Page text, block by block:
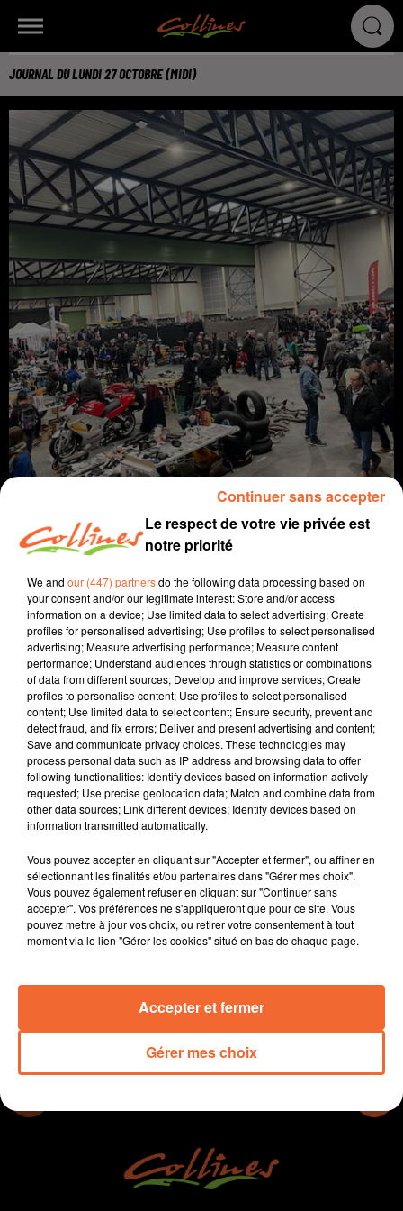
JOURNAL DU LUNDI 27 OCTOBRE (MIDI)
info
27 octobre 2025 - 13 min 50 sec
JOURNAL DU LUNDI 27 OCTOBRE (MIDI)
Fabien Gazeau
L'info près de chez vous
Présenté par Fabien Gazeau
- Après les faits divers, nous verrons que la CCI
s'inquiète devant le projet de loi de finances 2026.
- Une impressionnante vague rose hier matin à Cerizay
motos à Bocapole (photo)
- Enfin, l'actualité sportive, en football, il n'y aura pas de
club deux-sévrien au 7e tour de la coupe de France
Le respect de votre vie privée est
notre priorité
We and our (447) partnersdo the following data processing based on
your consent and/or our legitimate interest: Store and/or access
information on a device; Use limited data to select advertising; Create
profiles for personalised advertising; Use profiles to select personalised
advertising; Measure advertising performance; Measure content
performance; Understand audiences through statistics or combinations
of data from different sources; Develop and improve services; Create
profiles to personalise content; Use profiles to select personalised
content; Use limited data to select content; Ensure security, prevent and
detect fraud, and fix errors; Deliver and present advertising and content;
Save and communicate privacy choices. These technologies may
process personal data such as IP address and browsing data to offer
following functionalities: Identify devices based on information actively
requested; Use precise geolocation data; Match and combine data from
other data sources; Link different devices; Identify devices based on
information transmitted automatically.
Vous pouvez accepter en cliquant sur "Accepter et fermer", ou affiner en
sélectionnant les finalités et/ou partenaires dans "Gérer mes choix".
Vous pouvez également refuser en cliquant sur "Continuer sans
accepter". Vos préférences ne s'appliqueront que pour ce site. Vous
pouvez mettre à jour vos choix, ou retirer votre consentement à tout
moment via le lien "Gérer les cookies" situé en bas de chaque page.
Gérer mes choix
Accepter et fermer
Continuer sans accepter